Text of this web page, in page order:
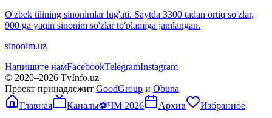
O'zbek tilining sinonimlar lug'ati. Saytda 3300 tadan ortiq so'zlar,
900 ga yaqin sinonim so'zlar to'plamiga jamlangan.
sinonim.uz
Напишите намFacebookTelegramInstagram
© 2020–2026 TvInfo.uz
Проект принадлежит GoodGroup и Obuna
Главная
Каналы⚽ЧМ 2026 Архив Избранное